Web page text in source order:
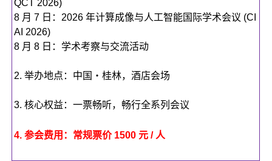
QCT 2026)
8 月 7 日：2026 年计算成像与人工智能国际学术会议 (CI
AI 2026)
8 月 8 日：学术考察与交流活动
2. 举办地点：中国・桂林，酒店会场
3. 核心权益：一票畅听，畅行全系列会议
4. 参会费用：常规票价 1500 元 / 人